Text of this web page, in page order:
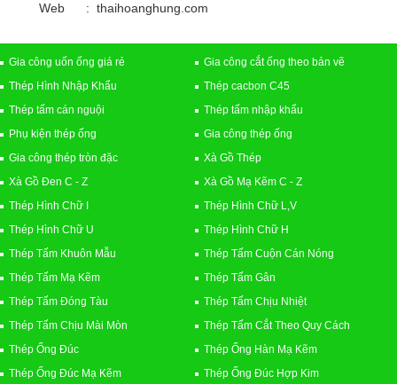
Web : thaihoanghung.com
Gia công uốn ống giá rẻ
Gia công cắt ống theo bản vẽ
Thép Hình Nhập Khẩu
Thép cacbon C45
Thép tấm cán nguội
Thép tấm nhập khẩu
Phụ kiện thép ống
Gia công thép ống
Gia công thép tròn đặc
Xà Gồ Thép
Xà Gồ Đen C - Z
Xà Gồ Mạ Kẽm C - Z
Thép Hình Chữ I
Thép Hình Chữ L,V
Thép Hình Chữ U
Thép Hình Chữ H
Thép Tấm Khuôn Mẫu
Thép Tấm Cuộn Cán Nóng
Thép Tấm Mạ Kẽm
Thép Tấm Gân
Thép Tấm Đóng Tàu
Thép Tấm Chịu Nhiệt
Thép Tấm Chịu Mài Mòn
Thép Tấm Cắt Theo Quy Cách
Thép Ống Đúc
Thép Ống Hàn Mạ Kẽm
Thép Ống Đúc Mạ Kẽm
Thép Ống Đúc Hợp Kim